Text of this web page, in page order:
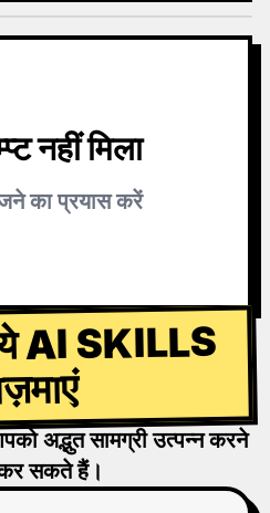
नहीं मिला
का प्रयास करें
AI SKILLS
अद्भुत सामग्री उत्पन्न करने
सकते हैं।